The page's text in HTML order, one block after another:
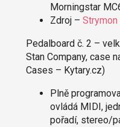
Morningstar
Zdroj – Strymon
Pedalboard č. 2 –
Stan Company, case
Cases – Kytary.cz)
Plně
ovládá MIDI,
pořadí, stereo/